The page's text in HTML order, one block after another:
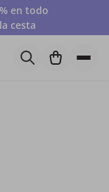
en todo
cesta